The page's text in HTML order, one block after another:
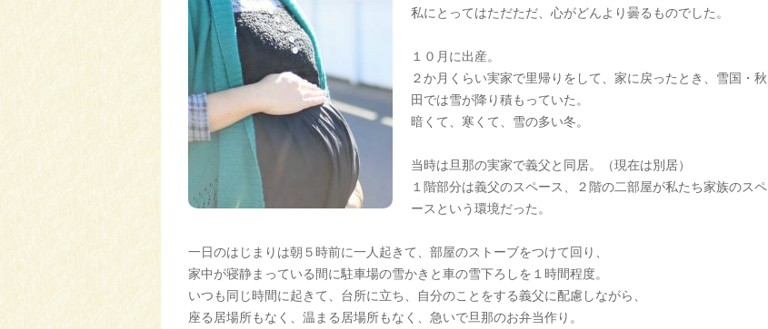
私にとってはただただ、心がどんより曇るものでした。
１０月に出産。
２か月くらい実家で里帰りをして、家に戻ったとき、雪国・秋
田では雪が降り積もっていた。
暗くて、寒くて、雪の多い冬。
当時は旦那の実家で義父と同居。（現在は別居）
１階部分は義父のスペース、２階の二部屋が私たち家族のスペ
ースという環境だった。
一日のはじまりは朝５時前に一人起きて、部屋のストーブをつけて回り、
家中が寝静まっている間に駐車場の雪かきと車の雪下ろしを１時間程度。
いつも同じ時間に起きて、台所に立ち、自分のことをする義父に配慮しながら、
座る居場所もなく、温まる居場所もなく、急いで旦那のお弁当作り。